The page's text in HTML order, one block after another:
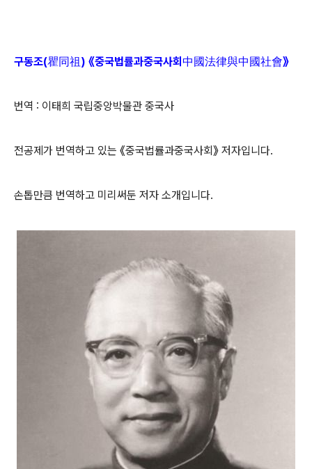
구동조(瞿同祖) 《중국법률과중국사회中國法律與中國社會》
번역 : 이태희 국립중앙박물관 중국사
전공제가 번역하고 있는 《중국법률과중국사회》 저자입니다.
손톱만큼 번역하고 미리써둔 저자 소개입니다.